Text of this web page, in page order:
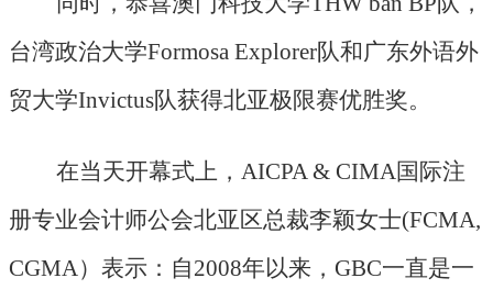
台湾政治大学Formosa Explorer队和广东外语外
贸大学Invictus队获得北亚极限赛优胜奖。
在当天开幕式上， AICPA & CIMA国际注
册专业会计师公会北亚区总裁李颖女士(FCMA,
CGMA）表示：自2008年以来，GBC一直是一